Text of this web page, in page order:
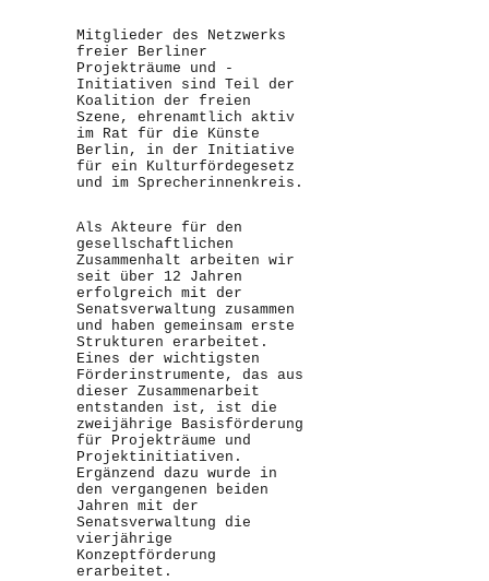
Mitglieder des Netzwerks
freier Berliner
Projekträume und -
Initiativen sind Teil der
Koalition der freien
Szene, ehrenamtlich aktiv
im Rat für die Künste
Berlin, in der Initiative
für ein Kulturfördegesetz
und im Sprecherinnenkreis.
Als Akteure für den
gesellschaftlichen
Zusammenhalt arbeiten wir
seit über 12 Jahren
erfolgreich mit der
Senatsverwaltung zusammen
und haben gemeinsam erste
Strukturen erarbeitet.
Eines der wichtigsten
Förderinstrumente, das aus
dieser Zusammenarbeit
entstanden ist, ist die
zweijährige Basisförderung
für Projekträume und
Projektinitiativen.
Ergänzend dazu wurde in
den vergangenen beiden
Jahren mit der
Senatsverwaltung die
vierjährige
Konzeptförderung
erarbeitet.